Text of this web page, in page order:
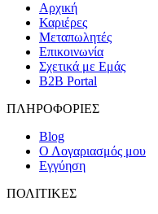
Αρχική
Καριέρες
Μεταπωλητές
Επικοινωνία
Σχετικά με Εμάς
B2B Portal
ΠΛΗΡΟΦΟΡΙΕΣ
Blog
Ο Λογαριασμός μου
Εγγύηση
ΠΟΛΙΤΙΚΕΣ